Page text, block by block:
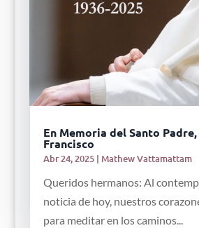
En Memoria del Santo Padre,
Francisco
Abr 24, 2025| Mathew Vattamattam
Queridos hermanos: Al
noticia de hoy, nuestros
para meditar en los caminos...